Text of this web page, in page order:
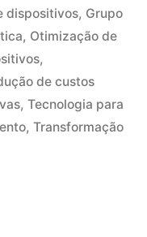
dispositivos, Grupo
, Otimização de
,
de custos
, Tecnologia para
, Transformação